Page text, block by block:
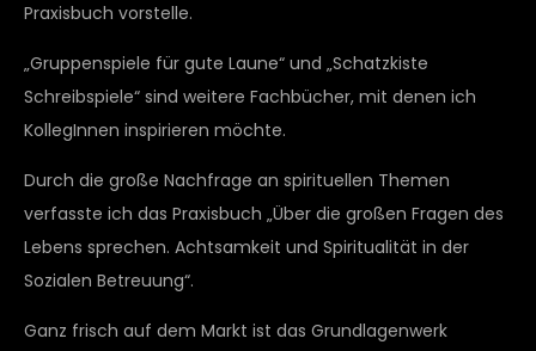
Praxisbuch vorstelle.
„Gruppenspiele für gute Laune“ und „Schatzkiste
Schreibspiele“ sind weitere Fachbücher, mit denen ich
KollegInnen inspirieren möchte.
Durch die große Nachfrage an spirituellen Themen
verfasste ich das Praxisbuch „Über die großen Fragen des
Lebens sprechen. Achtsamkeit und Spiritualität in der
Sozialen Betreuung“.
Ganz frisch auf dem Markt ist das Grundlagenwerk